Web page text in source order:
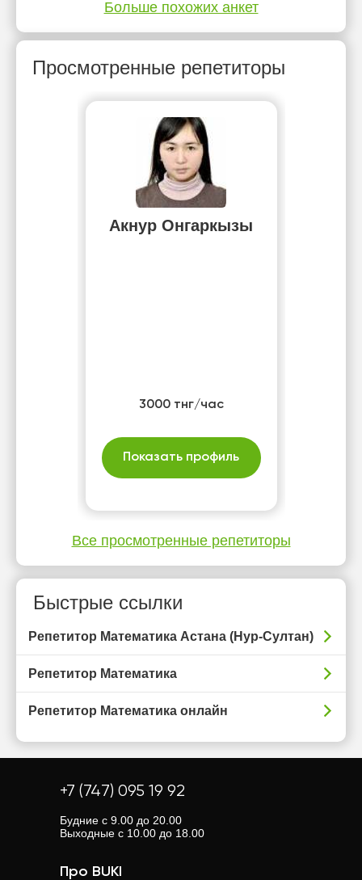
Больше похожих анкет
Просмотренные репетиторы
Акнур Онгаркызы
3000 тнг/час
Показать профиль
Все просмотренные репетиторы
Быстрые ссылки
Репетитор Математика Астана (Нур-Султан)
Репетитор Математика
Репетитор Математика онлайн
+7 (747) 095 19 92
Будние с 9.00 до 20.00
Выходные с 10.00 до 18.00
Про BUKI